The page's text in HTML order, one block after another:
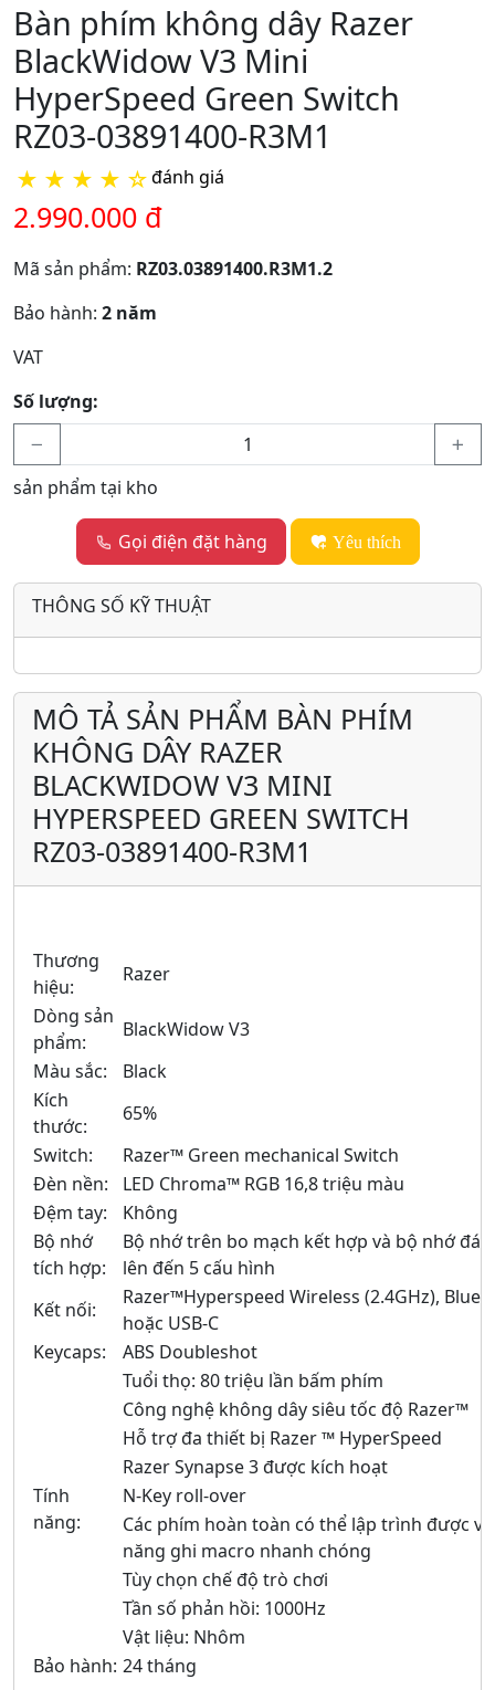
Bàn phím không dây Razer
BlackWidow V3 Mini
HyperSpeed Green Switch
RZ03-03891400-R3M1
★ ★ ★ ★ ☆đánh giá
2.990.000 đ
Mã sản phẩm: RZ03.03891400.R3M1.2
Bảo hành: 2 năm
VAT
Số lượng:
sản phẩm tại kho
Gọi điện đặt hàng Yêu thích
THÔNG SỐ KỸ THUẬT
MÔ TẢ SẢN PHẨM BÀN PHÍM
KHÔNG DÂY RAZER
BLACKWIDOW V3 MINI
HYPERSPEED GREEN SWITCH
RZ03-03891400-R3M1
Thương
hiệu:
Razer
Dòng sản
phẩm:
BlackWidow V3
Màu sắc:
Black
Kích
thước:
65%
Switch:
Razer™ Green mechanical Switch
Đèn nền:
LED Chroma™ RGB 16,8 triệu màu
Đệm tay:
Không
Bộ nhớ
tích hợp:
Bộ nhớ trên bo mạch kết hợp và bộ nhớ
lên đến 5 cấu hình
Kết nối:
Razer™Hyperspeed Wireless (2.4GHz),
hoặc USB-C
Keycaps:
ABS Doubleshot
Tính
năng:
Tuổi thọ: 80 triệu lần bấm phím
Công nghệ không dây siêu tốc độ Razer™
Hỗ trợ đa thiết bị Razer ™ HyperSpeed
Razer Synapse 3 được kích hoạt
N-Key roll-over
Các phím hoàn toàn có thể lập trình được
năng ghi macro nhanh chóng
Tùy chọn chế độ trò chơi
Tần số phản hồi: 1000Hz
Vật liệu: Nhôm
Bảo hành: 24 tháng